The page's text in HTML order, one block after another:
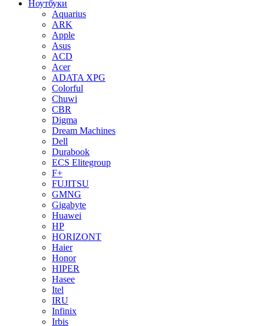
Ноутбуки
Aquarius
ARK
Apple
Asus
ACD
Acer
ADATA XPG
Colorful
Chuwi
CBR
Digma
Dream Machines
Dell
Durabook
ECS Elitegroup
F+
FUJITSU
GMNG
Gigabyte
Huawei
HP
HORIZONT
Haier
Honor
HIPER
Hasee
Itel
IRU
Infinix
Irbis